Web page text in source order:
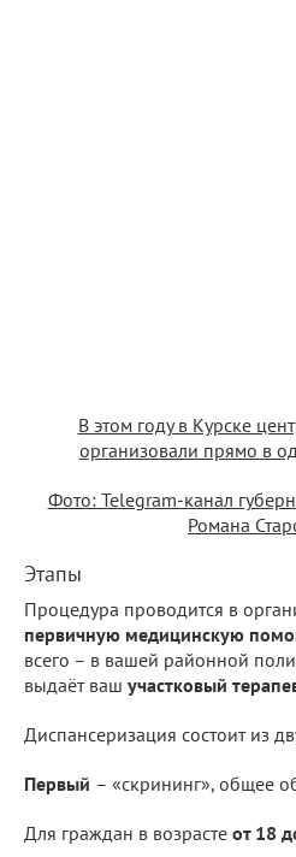
В этом году в Курске
организовали прямо в
Фото: Telegram-канал
Романа
Этапы
Процедура проводится в
первичную медицинскую
всего – в вашей районной
выдаёт ваш участковый
Диспансеризация состоит из
Первый – «скрининг», общее
Для граждан в возрасте от 18